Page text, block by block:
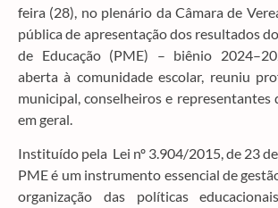
feira (28), no plenário da Câmara de
pública de apresentação dos resultados
de Educação (PME) – biênio
aberta à comunidade escolar, reuniu
municipal, conselheiros e representantes
em geral.
Instituído pela Lei nº 3.904/2015, de 23
PME é um instrumento essencial de
organização das políticas